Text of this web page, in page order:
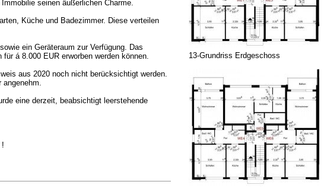
seinen äußerlichen Charme.
Küche und Badezimmer. Diese verteilen
ein Geräteraum zur Verfügung. Das
á 8.000 EUR erworben werden können.
aus 2020 noch nicht berücksichtigt werden.
angenehm.
eine derzeit, beabsichtigt leerstehende
!
13-Grundriss Erdgeschoss